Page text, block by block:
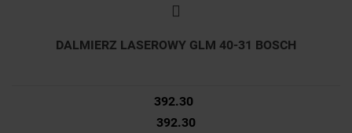
DALMIERZ LASEROWY GLM 40-31 BOSCH
392.30
392.30